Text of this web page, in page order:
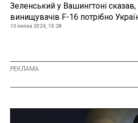
Зеленський у Вашингтоні сказав,
винищувачів F-16 потрібно
10 липня 2024, 10:28